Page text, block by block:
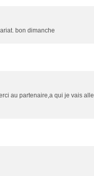
bon dimanche
au partenaire,a qui je vais